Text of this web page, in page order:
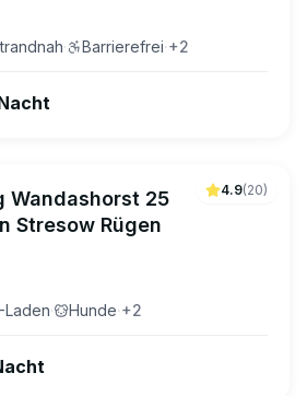
· Barrierefrei·+2
4.9(20)
Wandashorst 25
Stresow Rügen
Laden· Hunde·+2